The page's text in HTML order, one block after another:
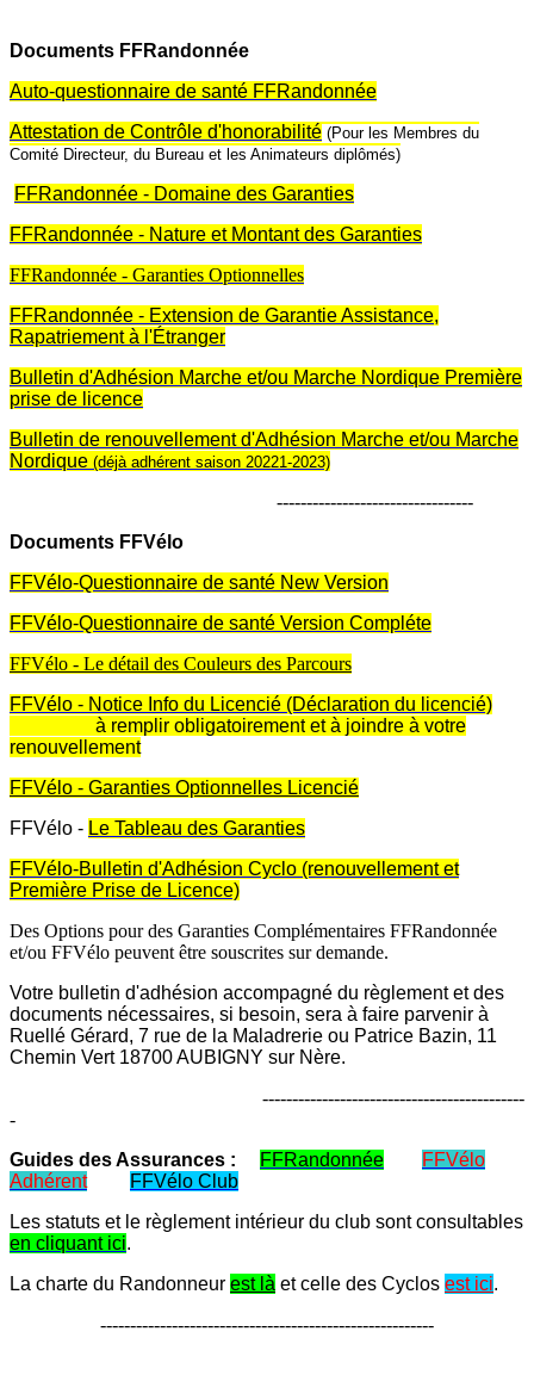
Documents FFRandonnée
Auto-questionnaire de santé FFRandonnée
Attestation de Contrôle d'honorabilité (Pour les Membres du
Comité Directeur, du Bureau et les Animateurs diplômés)
FFRandonnée - Domaine des Garanties
FFRandonnée - Nature et Montant des Garanties
FFRandonnée - Garanties Optionnelles
FFRandonnée - Extension de Garantie Assistance,
Rapatriement à l'Étranger
Bulletin d'Adhésion Marche et/ou Marche Nordique Première
prise de licence
Bulletin de renouvellement d'Adhésion Marche et/ou Marche
Nordique (déjà adhérent saison 20221-2023)
---------------------------------
Documents FFVélo
FFVélo-Questionnaire de santé New Version
FFVélo-Questionnaire de santé Version Compléte
FFVélo - Le détail des Couleurs des Parcours
FFVélo - Notice Info du Licencié (Déclaration du licencié)
à remplir obligatoirement et à joindre à votre
renouvellement
FFVélo - Garanties Optionnelles Licencié
FFVélo - Le Tableau des Garanties
FFVélo-Bulletin d'Adhésion Cyclo (renouvellementet
Première Prise de Licence)
Des Options pour des Garanties Complémentaires FFRandonnée
et/ou FFVélo peuvent être souscrites sur demande.
Votre bulletin d'adhésion accompagné du règlement et des
documents nécessaires, si besoin, sera à faire parvenir à
Ruellé Gérard, 7 rue de la Maladrerie ou Patrice Bazin, 11
Chemin Vert 18700 AUBIGNY sur Nère.
--------------------------------------------
-
Guides des Assurances :
FFRandonnée
FFVélo
Adhérent
FFVélo Club
Les statuts et le règlement intérieur du club sont consultables
en cliquant ici.
La charte du Randonneur est là et celle des Cyclos est ici.
--------------------------------------------------------